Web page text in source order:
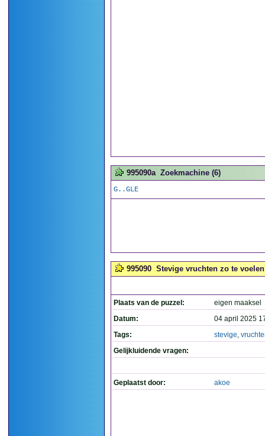
995090a Zoekmachine (6)
G..GLE
995090 Stevige vruchten zo te
Plaats van de puzzel:
eigen maaksel
Datum:
04 april 2025
Tags:
stevige,
Gelijkluidende vragen:
Geplaatst door: akoe